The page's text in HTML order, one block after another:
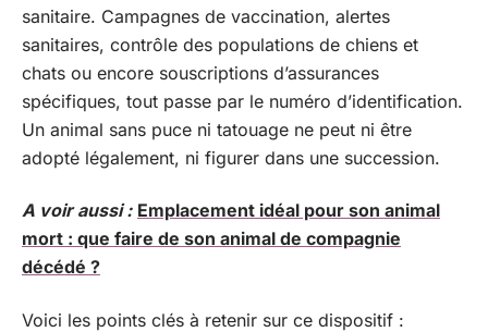
sanitaire. Campagnes de vaccination, alertes
sanitaires, contrôle des populations de chiens et
chats ou encore souscriptions d’assurances
spécifiques, tout passe par le numéro d’identification.
Un animal sans puce ni tatouage ne peut ni être
adopté légalement, ni figurer dans une succession.
A voir aussi : Emplacement idéal pour son animal
mort : que faire de son animal de compagnie
décédé ?
Voici les points clés à retenir sur ce dispositif :